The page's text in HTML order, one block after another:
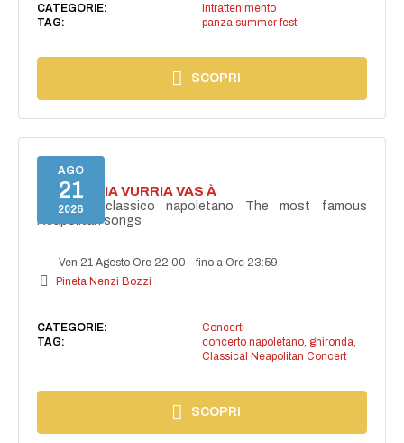
CATEGORIE:
Intrattenimento
TAG:
panza summer fest
SCOPRI
AGO
21
2026
I'TE VURRIA VURRIA VAS À
Concerto classico napoletano The most famous
Neapolitan songs
Ven 21 Agosto Ore 22:00 -fino a Ore 23:59
Pineta Nenzi Bozzi
CATEGORIE:
Concerti
TAG:
concerto napoletano, ghironda
Classical Neapolitan Concert
SCOPRI